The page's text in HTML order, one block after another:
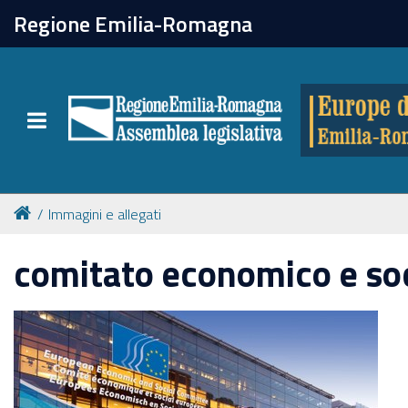
Regione Emilia-Romagna
Toggle navigation
chiudi
Attività
Formazione
Tutte le notizie
Newsletter
Immagini e allegati
comitato economico e